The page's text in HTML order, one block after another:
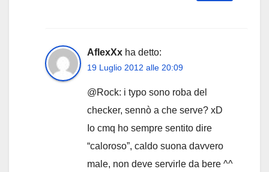
AflexXx ha detto:
19 Luglio 2012 alle 20:09
@Rock: i typo sono roba del
checker, sennò a che serve? xD
Io cmq ho sempre sentito dire
“caloroso”, caldo suona davvero
male, non deve servirle da bere ^^